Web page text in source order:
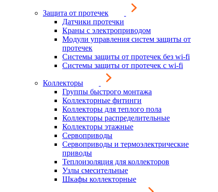
Защита от протечек
Датчики протечки
Краны с электроприводом
Модули управления систем защиты от
протечек
Системы защиты от протечек без wi-fi
Системы защиты от протечек с wi-fi
Коллекторы
Группы быстрого монтажа
Коллекторные фитинги
Коллекторы для теплого пола
Коллекторы распределительные
Коллекторы этажные
Сервоприводы
Сервоприводы и термоэлектрические
приводы
Теплоизоляция для коллекторов
Узлы смесительные
Шкафы коллекторные